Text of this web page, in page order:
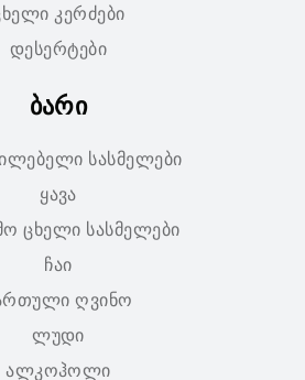
კერძები
დესერტები
ბარი
სასმელები
ყავა
ცხელი სასმელები
ჩაი
ღვინო
ლუდი
ალკოჰოლი